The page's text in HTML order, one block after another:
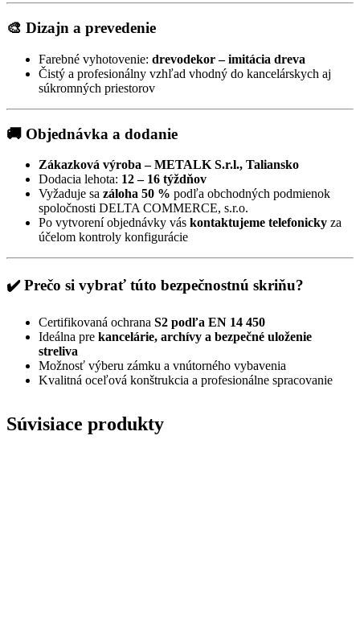
🎨 Dizajn a prevedenie
Farebné vyhotovenie: drevodekor – imitácia dreva
Čistý a profesionálny vzhľad vhodný do kancelárskych aj
súkromných priestorov
🚚 Objednávka a dodanie
Zákazková výroba – METALK S.r.l., Taliansko
Dodacia lehota: 12 – 16 týždňov
Vyžaduje sa záloha 50 % podľa obchodných podmienok
spoločnosti DELTA COMMERCE, s.r.o.
Po vytvorení objednávky vás kontaktujeme telefonicky za
účelom kontroly konfigurácie
✔️ Prečo si vybrať túto bezpečnostnú skriňu?
Certifikovaná ochrana S2 podľa EN 14 450
Ideálna pre kancelárie, archívy a bezpečné uloženie
streliva
Možnosť výberu zámku a vnútorného vybavenia
Kvalitná oceľová konštrukcia a profesionálne spracovanie
Súvisiace produkty